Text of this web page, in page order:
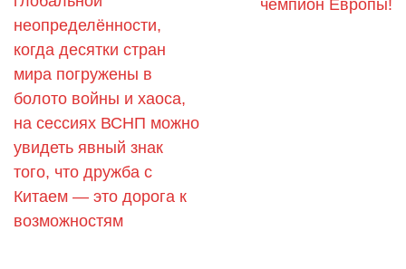
неопределённости,
когда десятки стран
мира погружены в
болото войны и хаоса,
на сессиях ВСНП можно
увидеть явный знак
того, что дружба с
Китаем — это дорога к
возможностям
чемпион Европы!